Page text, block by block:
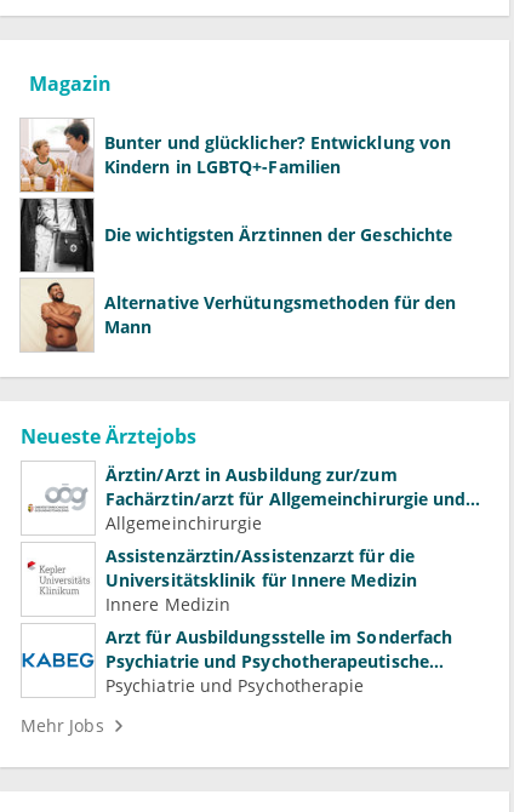
Magazin
Bunter und glücklicher? Entwicklung von
Kindern in LGBTQ+-Familien
Die wichtigsten Ärztinnen der Geschichte
Alternative Verhütungsmethoden für den
Mann
Neueste Ärztejobs
Ärztin/Arzt in Ausbildung zur/zum
Fachärztin/arzt für Allgemeinchirurgie und
Gefäßchirurgie
Allgemeinchirurgie
Assistenzärztin/Assistenzarzt für die
Universitätsklinik für Innere Medizin
Innere Medizin
Arzt für Ausbildungsstelle im Sonderfach
Psychiatrie und Psychotherapeutische
Medizin (m/w/d)
Psychiatrie und Psychotherapie
Mehr Jobs